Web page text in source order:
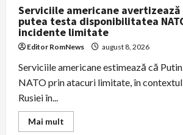
Serviciile americane avertizează
putea testa disponibilitatea
incidente limitate
Editor RomNews august 8, 2026
Serviciile americane estimează că
NATO prin atacuri limitate, în
Rusiei în...
Mai mult
more